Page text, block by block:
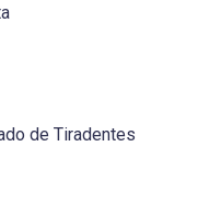
de Tiradentes